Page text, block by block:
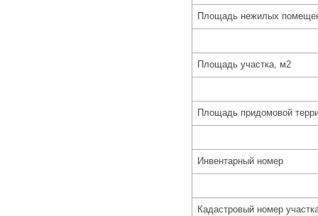
Площадь нежилых
Площадь участка, м2
Площадь придомовой
Инвентарный номер
Кадастровый номер